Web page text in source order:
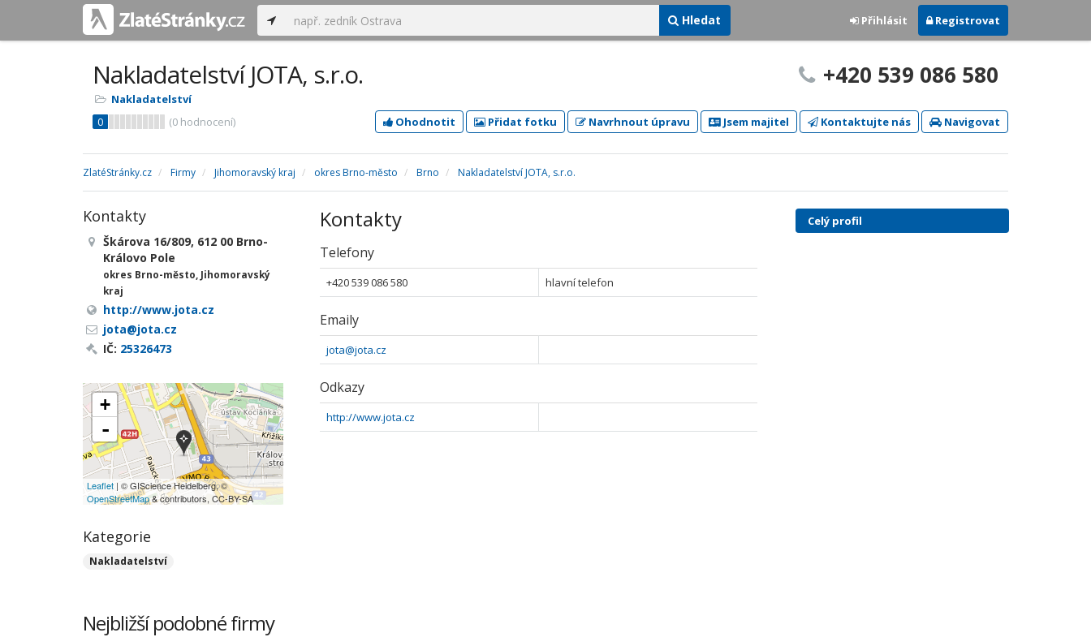
Hledat Přihlásit Registrovat
Nakladatelství JOTA, s.r.o.
Nakladatelství
0
(0 hodnocení)
+420 539 086 580
Ohodnotit Přidat fotku Navrhnout úpravu Jsem majitel Kontaktujte nás Navigovat
ZlatéStránky.cz Firmy Jihomoravský kraj okres Brno-město Brno Nakladatelství JOTA, s.r.o.
Kontakty
Telefony
+420 539 086 580 hlavní telefon
Emaily
jota@jota.cz
Odkazy
http://www.jota.cz
Kontakty
Škárova 16/809, 612 00 Brno-
Královo Pole
okres Brno-město, Jihomoravský
kraj
http://www.jota.cz
jota@jota.cz
IČ: 25326473
+
-
Leaflet | © GIScience Heidelberg, ©
OpenStreetMap& contributors, CC-BY-SA
Kategorie
Nakladatelství
Celý profil
Nejbližší podobné firmy